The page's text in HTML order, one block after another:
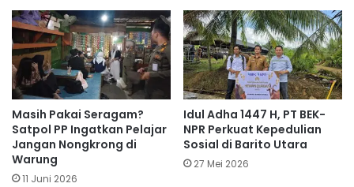
Masih Pakai Seragam?
Satpol PP Ingatkan Pelajar
Jangan Nongkrong di
Warung
11 Juni 2026
Idul Adha 1447 H, PT BEK-
NPR Perkuat Kepedulian
Sosial di Barito Utara
27 Mei 2026